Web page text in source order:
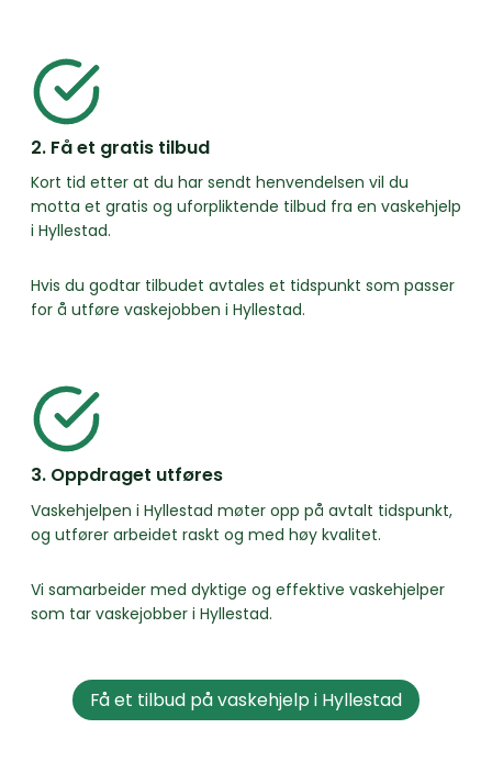
2. Få et gratis tilbud
Kort tid etter at du har sendt henvendelsen vil du
motta et gratis og uforpliktende tilbud fra en vaskehjelp
i Hyllestad.
Hvis du godtar tilbudet avtales et tidspunkt som passer
for å utføre vaskejobben i Hyllestad.
3. Oppdraget utføres
Vaskehjelpen i Hyllestad møter opp på avtalt tidspunkt,
og utfører arbeidet raskt og med høy kvalitet.
Vi samarbeider med dyktige og effektive vaskehjelper
som tar vaskejobber i Hyllestad.
Få et tilbud på vaskehjelp i Hyllestad